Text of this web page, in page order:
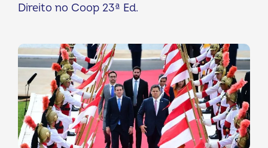
Direito no Coop 23ª Ed.